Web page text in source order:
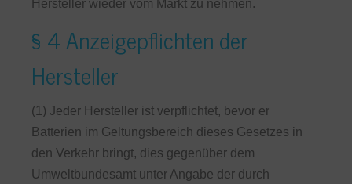
Hersteller wieder vom Markt zu nehmen.
§ 4 Anzeigepflichten der
Hersteller
(1) Jeder Hersteller ist verpflichtet, bevor er
Batterien im Geltungsbereich dieses Gesetzes in
den Verkehr bringt, dies gegenüber dem
Umweltbundesamt unter Angabe der durch